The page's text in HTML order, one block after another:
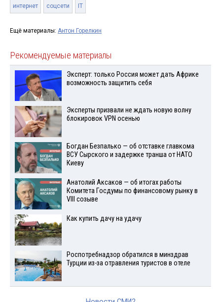
интернет соцсети IT
Ещё материалы: Антон Горелкин
Рекомендуемые материалы
Эксперт: только Россия может дать Африке
возможность защитить себя
Эксперты призвали не ждать новую волну
блокировок VPN осенью
Богдан Безпалько — об отставке главкома
ВСУ Сырского и задержке транша от НАТО
Киеву
Анатолий Аксаков — об итогах работы
Комитета Госдумы по финансовому рынку в
VIII созыве
Как купить дачу на удачу
Роспотребнадзор обратился в минздрав
Турции из-за отравления туристов в отеле